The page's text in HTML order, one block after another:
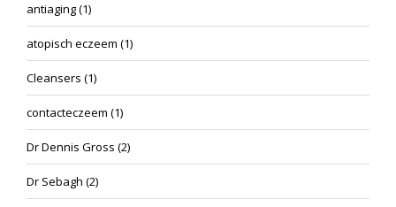
antiaging(1)
atopisch eczeem (1)
Cleansers (1)
contacteczeem (1)
Dr Dennis Gross (2)
Dr Sebagh (2)